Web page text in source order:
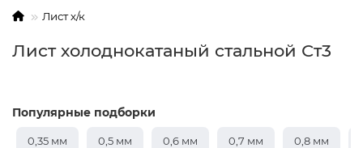
Лист х/к
Лист холоднокатаный стальной Ст3
Популярные подборки
0,35 мм 0,5 мм 0,6 мм 0,7 мм 0,8 мм